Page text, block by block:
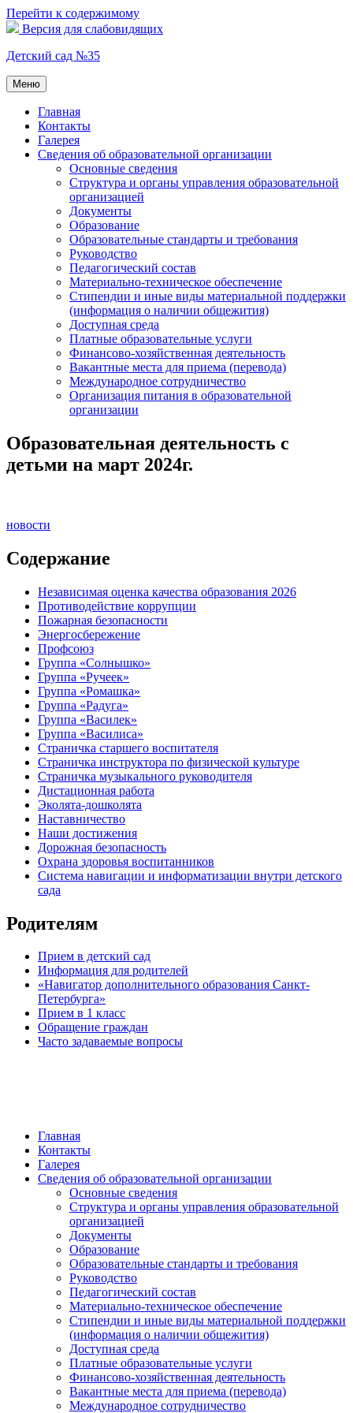
Перейти к содержимому
Версия для слабовидящих
Детский сад №35
Меню
Главная
Контакты
Галерея
Сведения об образовательной организации
Основные сведения
Структура и органы управления образовательной
организацией
Документы
Образование
Образовательные стандарты и требования
Руководство
Педагогический состав
Материально-техническое обеспечение
Стипендии и иные виды материальной поддержки
(информация о наличии общежития)
Доступная среда
Платные образовательные услуги
Финансово-хозяйственная деятельность
Вакантные места для приема (перевода)
Международное сотрудничество
Организация питания в образовательной
организации
Образовательная деятельность с
детьми на март 2024г.
новости
Содержание
Независимая оценка качества образования 2026
Противодействие коррупции
Пожарная безопасности
Энергосбережение
Профсоюз
Группа «Солнышко»
Группа «Ручеек»
Группа «Ромашка»
Группа «Радуга»
Группа «Василек»
Группа «Василиса»
Страничка старшего воспитателя
Страничка инструктора по физической культуре
Страничка музыкального руководителя
Дистационная работа
Эколята-дошколята
Наставничество
Наши достижения
Дорожная безопасность
Охрана здоровья воспитанников
Система навигации и информатизации внутри детского
сада
Родителям
Прием в детский сад
Информация для родителей
«Навигатор дополнительного образования Санкт-
Петербурга»
Прием в 1 класс
Обращение граждан
Часто задаваемые вопросы
Главная
Контакты
Галерея
Сведения об образовательной организации
Основные сведения
Структура и органы управления образовательной
организацией
Документы
Образование
Образовательные стандарты и требования
Руководство
Педагогический состав
Материально-техническое обеспечение
Стипендии и иные виды материальной поддержки
(информация о наличии общежития)
Доступная среда
Платные образовательные услуги
Финансово-хозяйственная деятельность
Вакантные места для приема (перевода)
Международное сотрудничество